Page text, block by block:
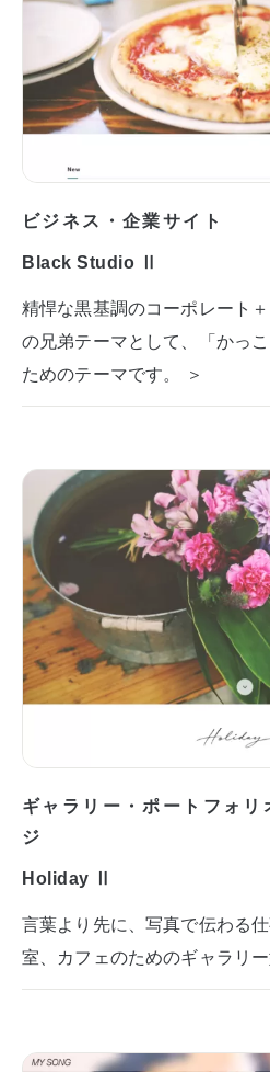
ビジネス・企業サイト
Black Studio Ⅱ
精悍な黒基調のコーポレート
の兄弟テーマとして、「かっ
ためのテーマです。 ＞
ギャラリー・ポートフォリ
ジ
Holiday Ⅱ
言葉より先に、写真で伝わる
室、カフェのためのギャラリ